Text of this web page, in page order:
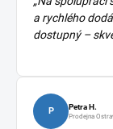
a rychlého
dostupný –
P Petra H.
Prodejna